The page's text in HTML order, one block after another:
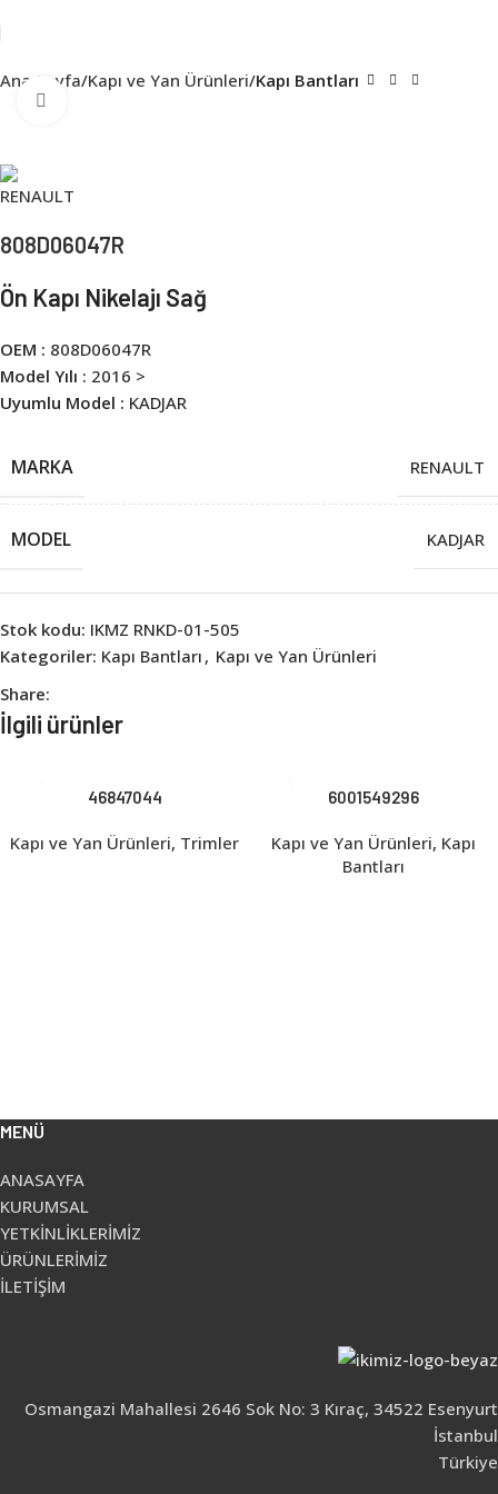
Ana Sayfa Kapı ve Yan Ürünleri Kapı Bantları
808D06047R
Ön Kapı Nikelajı Sağ
OEM : 808D06047R
Model Yılı : 2016 >
Uyumlu Model : KADJAR
MARKA RENAULT
MODEL KADJAR
Stok kodu: IKMZ RNKD-01-505
Kategoriler: Kapı Bantları , Kapı ve Yan Ürünleri
Share:
İlgili ürünler
46847044
Kapı ve Yan Ürünleri, Trimler
6001549296
Kapı ve Yan Ürünleri, Kapı
Bantları
MENÜ
ANASAYFA
KURUMSAL
YETKİNLİKLERİMİZ
ÜRÜNLERİMİZ
İLETİŞİM
Osmangazi Mahallesi 2646 Sok No: 3 Kıraç, 34522 Esenyurt
İstanbul
Türkiye